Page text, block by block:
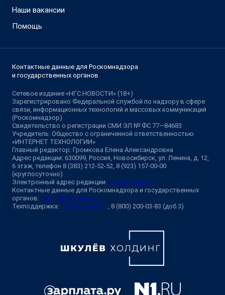
Наши вакансии
Помощь
Контактные данные для Роскомнадзора
и государственных органов
Сетевое издание «НГС.НОВОСТИ» (18+)
Зарегистрировано Федеральной службой по надзору в сфере
связи, информационных технологий и массовых коммуникаций
(Роскомнадзор)
Свидетельство о регистрации СМИ ЭЛ № ФС 77—84683
Учредитель: Общество с ограниченной ответственностью
«ИНТЕРНЕТ ТЕХНОЛОГИИ»
Главный редактор: Громкова Елена Александровна
Адрес редакции: 630099, Россия, Новосибирск, ул. Ленина, д. 12,
6 этаж, телефон 8 (383) 212-52-52, 8 (923) 157-00-00
(круглосуточно)
Электронный адрес редакции: ngs@shkulev.ru
Контактные данные для Роскомнадзора и государственных
органов: juristnsk@shkulev.ru
Техподдержка: help@shkulev.ru, 8 (800) 200-03-83 (доб.3)